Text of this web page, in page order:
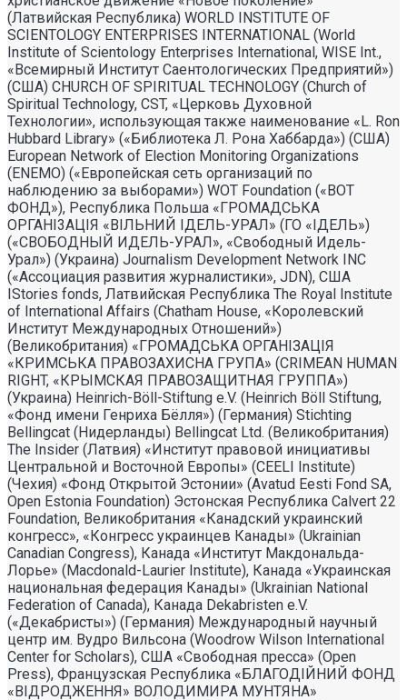
(Латвийская Республика) WORLD INSTITUTE OF
SCIENTOLOGY ENTERPRISES INTERNATIONAL (World
Institute of Scientology Enterprises International, WISE Int.,
«Всемирный Институт Саентологических Предприятий»)
(США) CHURCH OF SPIRITUAL TECHNOLOGY (Church of
Spiritual Technology, CST, «Церковь Духовной
Технологии», использующая также наименование «L. Ron
Hubbard Library» («Библиотека Л. Рона Хаббарда») (США)
European Network of Election Monitoring Organizations
(ENEMO) («Европейская сеть организаций по
наблюдению за выборами») WOT Foundation («ВОТ
ФОНД»), Республика Польша «ГРОМАДСЬКА
ОРГАНI3АЦIЯ «ВIЛЬНИЙ IДЕЛЬ-УРАЛ» (ГО «IДЕЛЬ»)
(«СВОБОДНЫЙ ИДЕЛЬ-УРАЛ», «Свободный Идель-
Урал») (Украина) Journalism Development Network INC
(«Ассоциация развития журналистики», JDN), США
IStories fonds, Латвийская Республика The Royal Institute
of International Affairs (Chatham House, «Королевский
Институт Международных Отношений»)
(Великобритания) «ГРОМАДСЬКА ОРГАНIЗАЦIЯ
«КРИМСЬКА ПРАВОЗАХИСНА ГРУПА» (CRIMEAN HUMAN
RIGHT, «КРЫМСКАЯ ПРАВОЗАЩИТНАЯ ГРУППА»)
(Украина) Heinrich-Böll-Stiftung e.V. (Heinrich Böll Stiftung,
«Фонд имени Генриха Бёлля») (Германия) Stichting
Bellingcat (Нидерланды) Bellingcat Ltd. (Великобритания)
The Insider (Латвия) «Институт правовой инициативы
Центральной и Восточной Европы» (CEELI Institute)
(Чехия) «Фонд Открытой Эстонии» (Avatud Eesti Fond SA,
Open Estonia Foundation) Эстонская Республика Calvert 22
Foundation, Великобритания «Канадский украинский
конгресс», «Конгресс украинцев Канады» (Ukrainian
Canadian Congress), Канада «Институт Макдональда-
Лорье» (Macdonald-Laurier Institute), Канада «Украинская
национальная федерация Канады» (Ukrainian National
Federation of Canada), Канада Dekabristen e.V.
(«Декабристы») (Германия) Международный научный
центр им. Вудро Вильсона (Woodrow Wilson International
Center for Scholars), США «Свободная пресса» (Open
Press), Французская Республика «БЛАГОДIЙНИЙ ФОНД
«ВIДРОДЖЕННЯ» ВОЛОДИМИРА МУНТЯНА»